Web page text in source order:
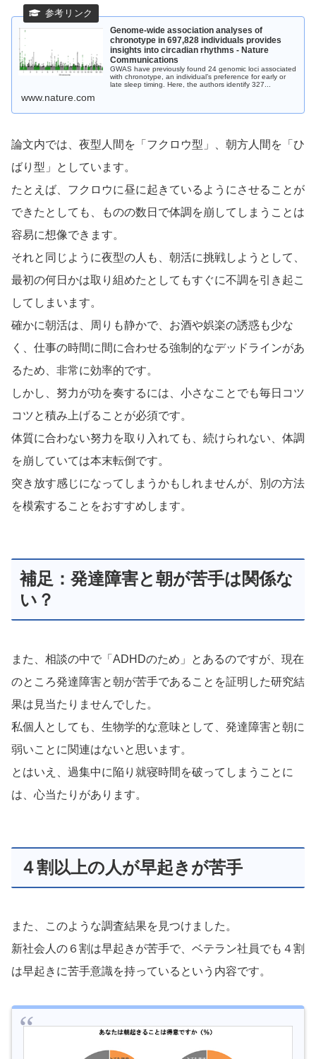
Genome-wide association analyses of
chronotype in 697,828 individuals provides
insights into circadian rhythms - Nature
Communications
GWAS have previously found 24 genomic loci associated
with chronotype, an individual’s preference for early or
late sleep timing. Here, the authors identify 327...
www.nature.com
論文内では、夜型人間を「フクロウ型」、朝方人間を「ひ
ばり型」としています。
たとえば、フクロウに昼に起きているようにさせることが
できたとしても、ものの数日で体調を崩してしまうことは
容易に想像できます。
それと同じように夜型の人も、朝活に挑戦しようとして、
最初の何日かは取り組めたとしてもすぐに不調を引き起こ
してしまいます。
確かに朝活は、周りも静かで、お酒や娯楽の誘惑も少な
く、仕事の時間に間に合わせる強制的なデッドラインがあ
るため、非常に効率的です。
しかし、努力が功を奏するには、小さなことでも毎日コツ
コツと積み上げることが必須です。
体質に合わない努力を取り入れても、続けられない、体調
を崩していては本末転倒です。
突き放す感じになってしまうかもしれませんが、別の方法
を模索することをおすすめします。
補足：発達障害と朝が苦手は関係な
い？
また、相談の中で「ADHDのため」とあるのですが、現在
のところ発達障害と朝が苦手であることを証明した研究結
果は見当たりませんでした。
私個人としても、生物学的な意味として、発達障害と朝に
弱いことに関連はないと思います。
とはいえ、過集中に陥り就寝時間を破ってしまうことに
は、心当たりがあります。
４割以上の人が早起きが苦手
また、このような調査結果を見つけました。
新社会人の６割は早起きが苦手で、ベテラン社員でも４割
は早起きに苦手意識を持っているという内容です。